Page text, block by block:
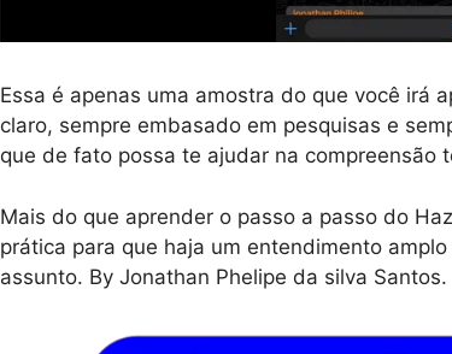
Essa é apenas uma amostra do que você irá
claro, sempre embasado em pesquisas e
que de fato possa te ajudar na compreensão
Mais do que aprender o passo a passo do
prática para que haja um entendimento
assunto. By Jonathan Phelipe da silva Santos.